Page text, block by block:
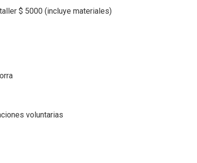
$ 5000 (incluye materiales)
voluntarias